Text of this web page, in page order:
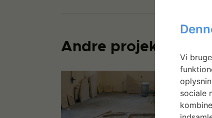
Andre projekter
Vi
sociale